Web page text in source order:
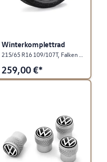
Winterkomplettrad
259,00€*